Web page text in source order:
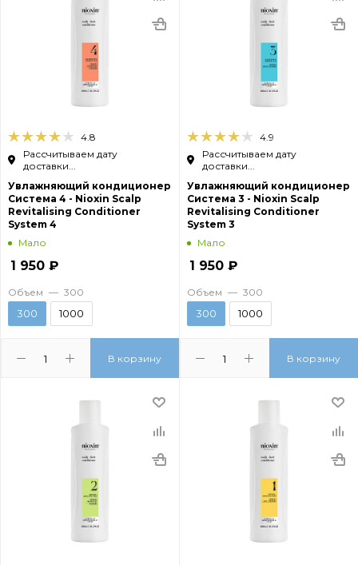
4.8
Рассчитываем дату
доставки...
Увлажняющий кондиционер
Cистема 4 - Nioxin Scalp
Revitalising Conditioner
System 4
Мало
1 950 ₽
В корзину
Объем — 300
300 1000
4.9
Рассчитываем дату
доставки...
Увлажняющий кондиционер
Cистема 3 - Nioxin Scalp
Revitalising Conditioner
System 3
Мало
1 950 ₽
В корзину
Объем — 300
300 1000